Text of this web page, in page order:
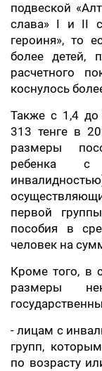
подвеской
слава» I и II
героиня», то
более детей,
расчетного
коснулось
Также с 1,4
313 тенге в
размеры
ребенка с
первой
пособия в
человек на
Кроме того, в
размеры
- лицам с
групп,
по возрасту